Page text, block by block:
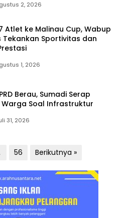
2, 2026
Atlet ke Malinau Cup, Wabup
Tekankan Sportivitas dan
1, 2026
Berau, Sumadi Serap
Warga Soal Infrastruktur
31, 2026
56 Berikutnya »